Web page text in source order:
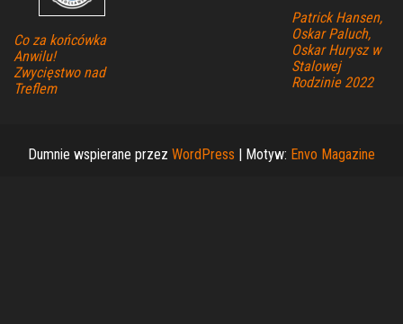
Co za końcówka
Anwilu!
Zwycięstwo nad
Treflem
Patrick Hansen,
Oskar Paluch,
Oskar Hurysz w
Stalowej
Rodzinie 2022
Dumnie wspierane przez WordPress | Motyw: Envo Magazine